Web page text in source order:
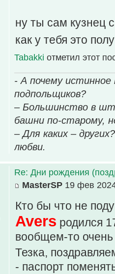
ну ты сам кузнец
как у тебя это
Tabakki отметил этот
- А почему
подпольщиков?
– Большинство в
башни по-старому,
– Для каких –
любви.
Re: Дни рождения
MasterSP 19 фев
Кто бы что не
Avers родился
вообщем-то
Тезка,
- паспорт